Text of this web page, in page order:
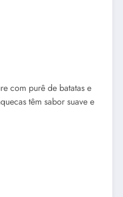
com purê de batatas e
têm sabor suave e